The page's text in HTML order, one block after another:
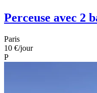
Perceuse avec 2
Paris
10 €/jour
P